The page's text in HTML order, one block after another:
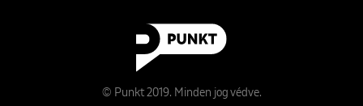
© Punkt 2019. Minden jog védve.